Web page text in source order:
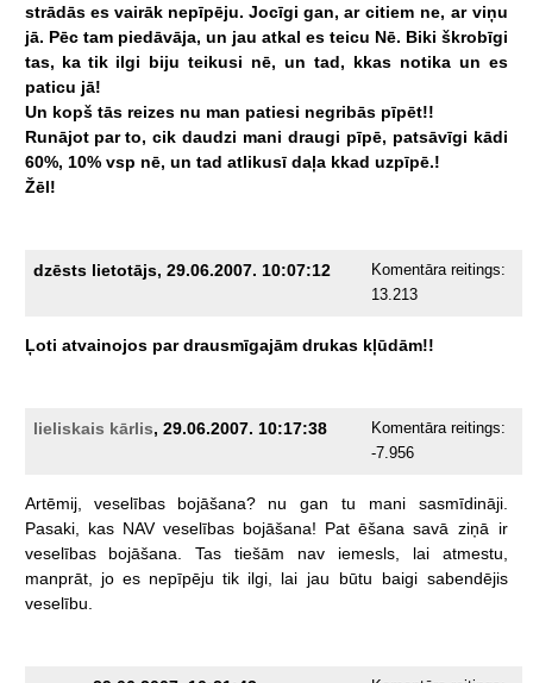
strādās es vairāk nepīpēju. Jocīgi gan, ar citiem ne, ar viņu
jā. Pēc tam piedāvāja, un jau atkal es teicu Nē. Biki škrobīgi
tas, ka tik ilgi biju teikusi nē, un tad, kkas notika un es
paticu jā!
Un kopš tās reizes nu man patiesi negribās pīpēt!!
Runājot par to, cik daudzi mani draugi pīpē, patsāvīgi kādi
60%, 10% vsp nē, un tad atlikusī daļa kkad uzpīpē.!
Žēl!
dzēsts lietotājs, 29.06.2007. 10:07:12
Komentāra reitings:
13.213
Ļoti atvainojos par drausmīgajām drukas kļūdām!!
lieliskais kārlis, 29.06.2007. 10:17:38
Komentāra reitings:
-7.956
Artēmij, veselības bojāšana? nu gan tu mani
sasmīdināji.
Pasaki,
kas NAV veselības bojāšana! Pat ēšana savā ziņā
ir
veselības
bojāšana. Tas tiešām nav iemesls, lai
atmestu,
manprāt,
jo es nepīpēju tik ilgi, lai jau būtu baigi sabendējis
veselību.